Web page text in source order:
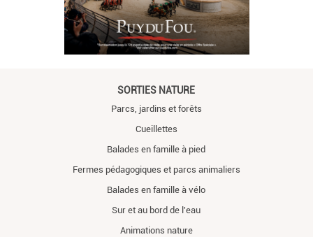
SORTIES NATURE
Parcs, jardins et forêts
Cueillettes
Balades en famille à pied
Fermes pédagogiques et parcs animaliers
Balades en famille à vélo
Sur et au bord de l'eau
Animations nature